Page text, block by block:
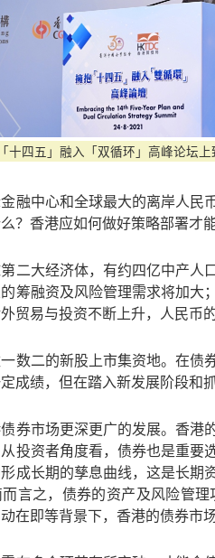
十四五」融入「双循环」高峰论坛上
融中心和全球最大的离岸人
？香港应如何做好策略部署才
二大经济体，有约四亿中产
筹融资及风险管理需求将加
贸易与投资不断上升，人民币
数二的新股上市集资地。在
成绩，但在踏入新发展阶段和
券市场更深更广的发展。香港
投资者角度看，债券也是重要
成长期的孳息曲线，这是长
言之，债券的资产及风险管
动在即等背景下，香港的债券市